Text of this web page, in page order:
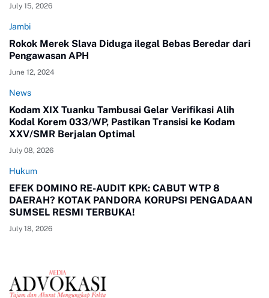
July 15, 2026
Jambi
Rokok Merek Slava Diduga ilegal Bebas Beredar dari
Pengawasan APH
June 12, 2024
News
Kodam XIX Tuanku Tambusai Gelar Verifikasi Alih
Kodal Korem 033/WP, Pastikan Transisi ke Kodam
XXV/SMR Berjalan Optimal
July 08, 2026
Hukum
EFEK DOMINO RE-AUDIT KPK: CABUT WTP 8
DAERAH? KOTAK PANDORA KORUPSI PENGADAAN
SUMSEL RESMI TERBUKA!
July 18, 2026